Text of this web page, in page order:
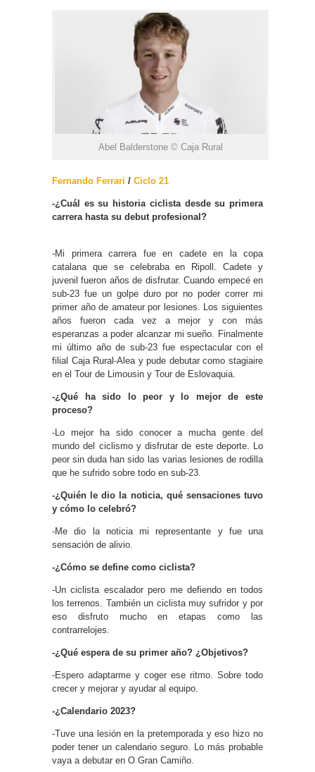
Abel Balderstone © Caja Rural
Fernando Ferrari / Ciclo 21
-¿Cuál es su historia ciclista desde su primera
carrera hasta su debut profesional?
-Mi primera carrera fue en cadete en la copa
catalana que se celebraba en Ripoll. Cadete y
juvenil fueron años de disfrutar. Cuando empecé en
sub-23 fue un golpe duro por no poder correr mi
primer año de amateur por lesiones. Los siguientes
años fueron cada vez a mejor y con más
esperanzas a poder alcanzar mi sueño. Finalmente
mi último año de sub-23 fue espectacular con el
filial Caja Rural-Alea y pude debutar como stagiaire
en el Tour de Limousin y Tour de Eslovaquia.
-¿Qué ha sido lo peor y lo mejor de este
proceso?
-Lo mejor ha sido conocer a mucha gente del
mundo del ciclismo y disfrutar de este deporte. Lo
peor sin duda han sido las varias lesiones de rodilla
que he sufrido sobre todo en sub-23.
-¿Quién le dio la noticia, qué sensaciones tuvo
y cómo lo celebró?
-Me dio la noticia mi representante y fue una
sensación de alivio.
-¿Cómo se define como ciclista?
-Un ciclista escalador pero me defiendo en todos
los terrenos. También un ciclista muy sufridor y por
eso disfruto mucho en etapas como las
contrarrelojes.
-¿Qué espera de su primer año? ¿Objetivos?
-Espero adaptarme y coger ese ritmo. Sobre todo
crecer y mejorar y ayudar al equipo.
-¿Calendario 2023?
-Tuve una lesión en la pretemporada y eso hizo no
poder tener un calendario seguro. Lo más probable
vaya a debutar en O Gran Camiño.